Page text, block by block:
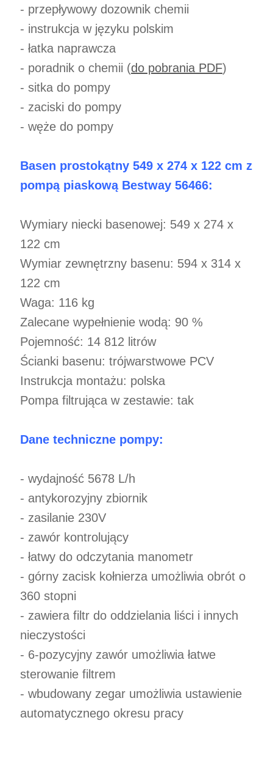
- przepływowy dozownik chemii
- instrukcja w języku polskim
- łatka naprawcza
- poradnik o chemii (do pobrania PDF)
- sitka do pompy
- zaciski do pompy
- węże do pompy
Basen prostokątny 549 x 274 x 122 cm z
pompą piaskową Bestway 56466:
Wymiary niecki basenowej: 549 x 274 x
122 cm
Wymiar zewnętrzny basenu: 594 x 314 x
122 cm
Waga: 116 kg
Zalecane wypełnienie wodą: 90 %
Pojemność: 14 812 litrów
Ścianki basenu: trójwarstwowe PCV
Instrukcja montażu: polska
Pompa filtrująca w zestawie: tak
Dane techniczne pompy:
- wydajność 5678 L/h
- antykorozyjny zbiornik
- zasilanie 230V
- zawór kontrolujący
- łatwy do odczytania manometr
- górny zacisk kołnierza umożliwia obrót o
360 stopni
- zawiera filtr do oddzielania liści i innych
nieczystości
- 6-pozycyjny zawór umożliwia łatwe
sterowanie filtrem
- wbudowany zegar umożliwia ustawienie
automatycznego okresu pracy